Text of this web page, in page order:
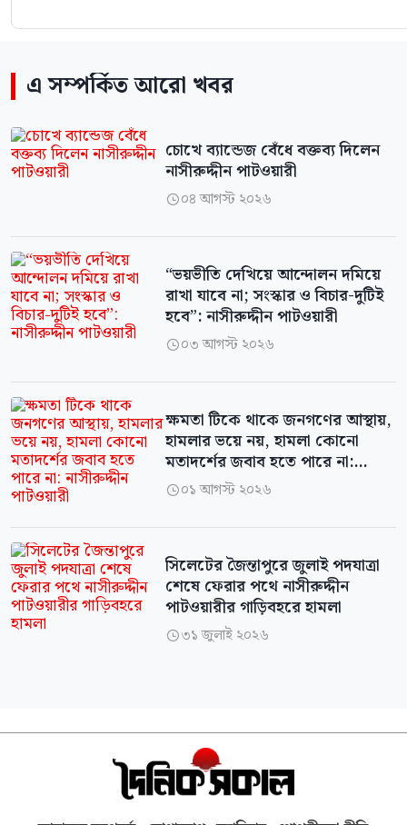
এ সম্পর্কিত আরো খবর
চোখে ব্যান্ডেজ বেঁধে বক্তব্য দিলেন
নাসীরুদ্দীন পাটওয়ারী
০৪ আগস্ট ২০২৬
“ভয়ভীতি দেখিয়ে আন্দোলন দমিয়ে
রাখা যাবে না; সংস্কার ও বিচার-দুটিই
হবে”: নাসীরুদ্দীন পাটওয়ারী
০৩ আগস্ট ২০২৬
ক্ষমতা টিকে থাকে জনগণের আস্থায়,
হামলার ভয়ে নয়, হামলা কোনো
মতাদর্শের জবাব হতে পারে না:
নাসীরুদ্দীন পাটওয়ারী
০১ আগস্ট ২০২৬
সিলেটের জৈন্তাপুরে জুলাই পদযাত্রা
শেষে ফেরার পথে নাসীরুদ্দীন
পাটওয়ারীর গাড়িবহরে হামলা
৩১ জুলাই ২০২৬